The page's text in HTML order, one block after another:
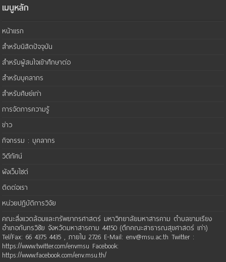
เมนูหลัก
หน้าแรก
สำหรับนิสิตปัจจุบัน
สำหรับผู้สนใจเข้าศึกษาต่อ
สำหรับบุคลากร
สำหรับศิษย์เก่า
การจัดการความรู้
ข่าว
กิจกรรม : บุคลากร
วิดีทัศน์
ผังเว็บไซต์
ติดต่อเรา
หน่วยปฏิบัติการวิจัย
คณะสิ่งแวดล้อมและทรัพยากรศาสตร์ มหาวิทยาลัยมหาสารคาม ตำบลขามเรียง
อำเภอกันทรวิชัย จังหวัดมหาสารคาม 44150 (ตึกคณะสาธารณสุขศาสตร์ เก่า)
Tel/Fax: 66 4375 4435 , ภายใน 2726 E-Mail: env@msu.ac.th Twitter :
https://www.twitter.com/envmsu Facebook:
https://www.facebook.com/env.msu.th/